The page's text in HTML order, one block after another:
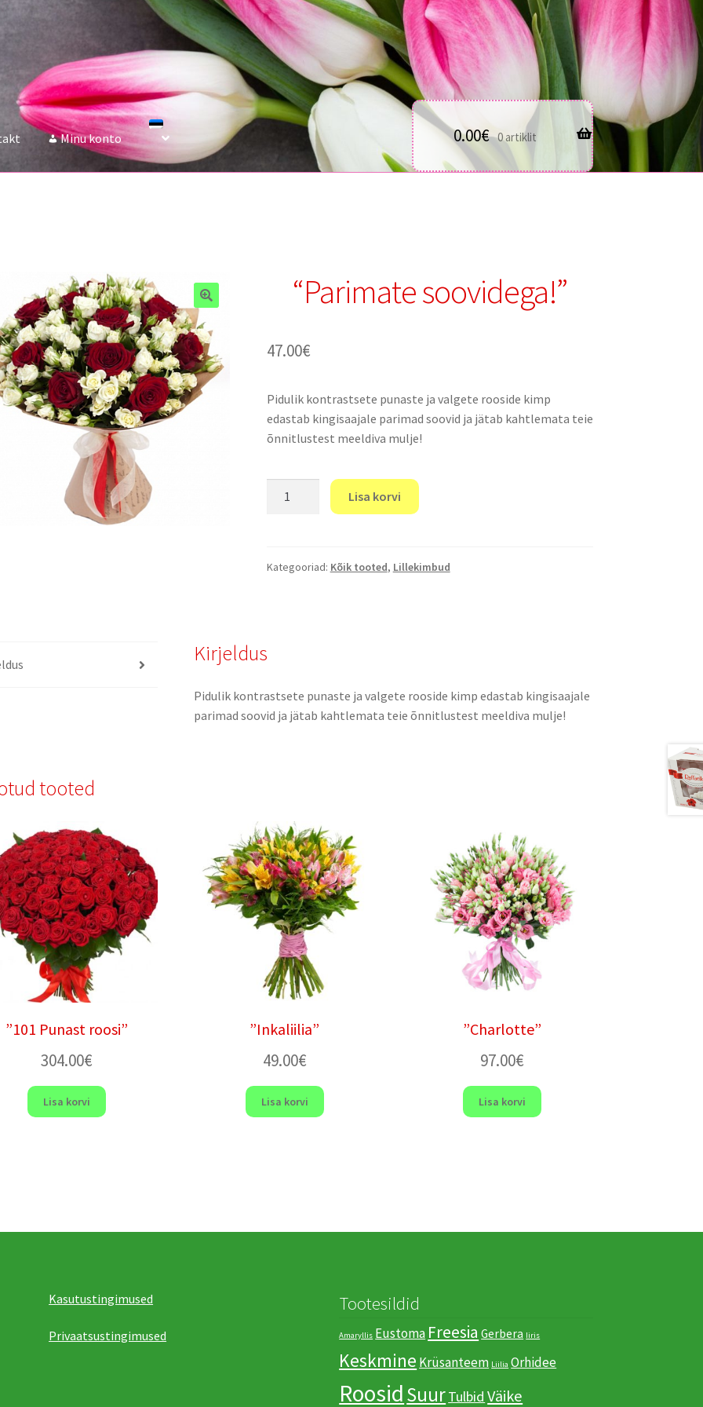
Minu konto 0.00€ 0 artiklit
“Parimate soovidega!”
47.00€
Pidulik kontrastsete punaste ja valgete rooside kimp
edastab kingisaajale parimad soovid ja jätab kahtlemata teie
õnnitlustest meeldiva mulje!
Lisa korvi
Kategooriad: Kõik tooted, Lillekimbud
Kirjeldus
Pidulik kontrastsete punaste ja valgete rooside kimp edastab kingisaajale
parimad soovid ja jätab kahtlemata teie õnnitlustest meeldiva mulje!
tooted
”101 Punast roosi”
304.00€
Lisa korvi
”Inkaliilia”
49.00€
Lisa korvi
”Charlotte”
97.00€
Lisa korvi
Kasutustingimused
Privaatsustingimused
Tootesildid
Amaryllis Eustoma Freesia Gerbera Iiris
Keskmine Krüsanteem Liilia Orhidee
RoosidSuurTulbid Väike